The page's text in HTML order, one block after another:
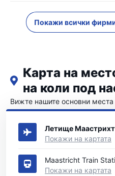
Покажи всички
Карта на
на коли под
Вижте нашите основни
Маастрихт
Летище
Покажи на картата
Maastricht Train
Покажи на картата